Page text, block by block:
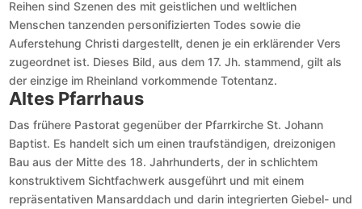
Reihen sind Szenen des mit geistlichen und weltlichen
Menschen tanzenden personifizierten Todes sowie die
Auferstehung Christi dargestellt, denen je ein erklärender Vers
zugeordnet ist. Dieses Bild, aus dem 17. Jh. stammend, gilt als
der einzige im Rheinland vorkommende Totentanz.
Altes Pfarrhaus
Das frühere Pastorat gegenüber der Pfarrkirche St. Johann
Baptist. Es handelt sich um einen traufständigen, dreizonigen
Bau aus der Mitte des 18. Jahrhunderts, der in schlichtem
konstruktivem Sichtfachwerk ausgeführt und mit einem
repräsentativen Mansarddach und darin integrierten Giebel- und